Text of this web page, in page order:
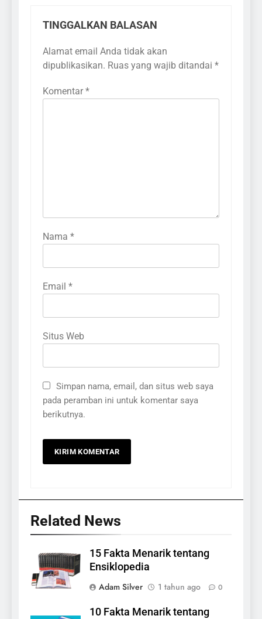
TINGGALKAN BALASAN
Alamat email Anda tidak akan
dipublikasikan. Ruas yang wajib ditandai *
Komentar *
Nama *
Email *
Situs Web
Simpan nama, email, dan situs web saya
pada peramban ini untuk komentar saya
berikutnya.
Related News
15 Fakta Menarik tentang
Ensiklopedia
Adam Silver
1 tahun ago 0
10 Fakta Menarik tentang